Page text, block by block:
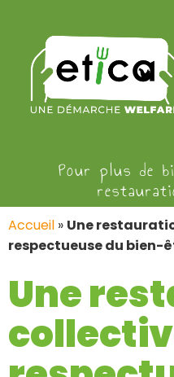
Pour plus de
Accueil » Une
respectueuse du bien-
Une